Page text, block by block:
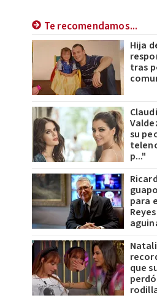
Te recomendamos...
Hija
tras
su
p..."
para
que